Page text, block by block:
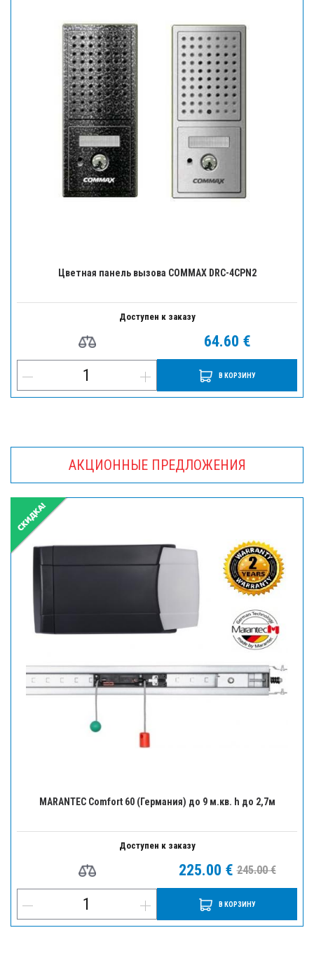
Цветная панель вызова COMMAX DRC-4CPN2
Доступен к заказу
64.60 €
В КОРЗИНУ
АКЦИОННЫЕ ПРЕДЛОЖЕНИЯ
MARANTEC Comfort 60 (Германия) до 9 м.кв. h до 2,7м
Доступен к заказу
225.00 € 245.00 €
В КОРЗИНУ